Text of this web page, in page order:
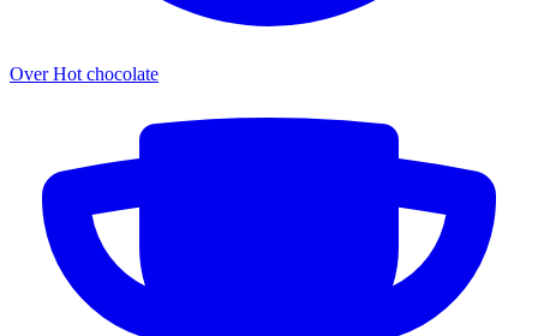
Over Hot chocolate